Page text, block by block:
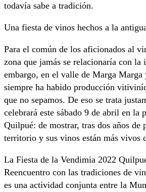
todavía sabe a tradición.
Una fiesta de vinos hechos a la
Para el común de los aficionados al
zona que jamás se relacionaría con la
embargo, en el valle de Marga Marga
siempre ha habido producción
que no sepamos. De eso se trata
celebrará este sábado 9 de abril en la
Quilpué: de mostrar, tras dos años de
territorio y sus vinos están más vivos
La Fiesta de la Vendimia 2022
Reencuentro con las tradiciones de
es una actividad conjunta entre la